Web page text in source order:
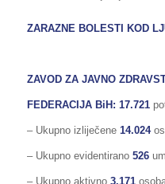
ZARAZNE BOLESTI KOD
ZAVOD ZA JAVNO
FEDERACIJA BiH : 17.721
– Ukupno izliječene 14.024
– Ukupno evidentirano 526
– Ukupno aktivno 3.171